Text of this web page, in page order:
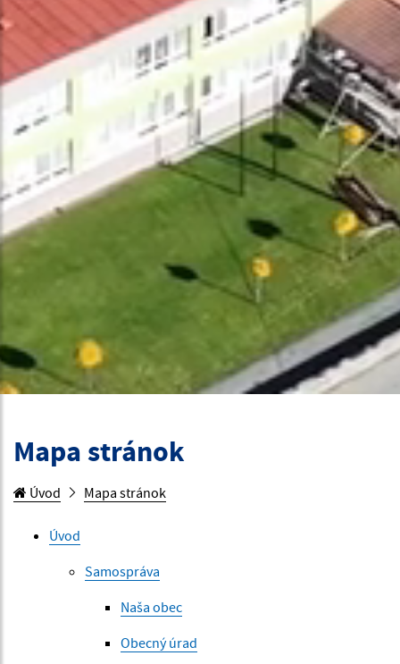
Mapa stránok
Úvod Mapa stránok
Úvod
Samospráva
Naša obec
Obecný úrad